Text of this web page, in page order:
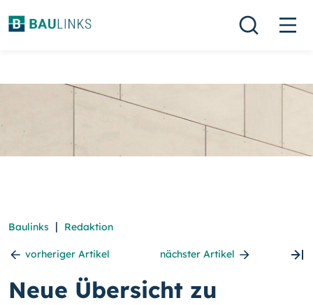
Baulinks | Redaktion
vorheriger Artikel nächster Artikel
Neue Übersicht zu